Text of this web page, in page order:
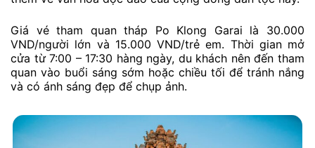
Giá vé tham quan tháp Po Klong Garai là 30.000
VND/người lớn và 15.000 VND/trẻ em. Thời gian mở
cửa từ 7:00 – 17:30 hàng ngày, du khách nên đến tham
quan vào buổi sáng sớm hoặc chiều tối để tránh nắng
và có ánh sáng đẹp để chụp ảnh.